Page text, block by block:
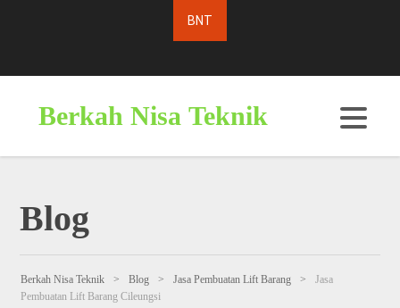
Berkah Nisa Teknik
Blog
Berkah Nisa Teknik > Blog > Jasa Pembuatan Lift Barang >
Jasa
Pembuatan Lift Barang Cileungsi